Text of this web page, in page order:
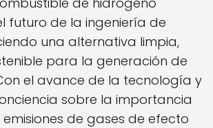
futuro de la ingeniería de
una alternativa limpia,
para la generación de
el avance de la tecnología y
sobre la importancia
de gases de efecto